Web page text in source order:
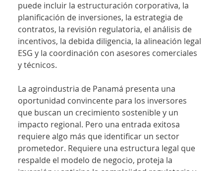
puede incluir la estructuración corporativa, la
planificación de inversiones, la estrategia de
contratos, la revisión regulatoria, el análisis de
incentivos, la debida diligencia, la alineación legal
ESG y la coordinación con asesores comerciales
y técnicos.
La agroindustria de Panamá presenta una
oportunidad convincente para los inversores
que buscan un crecimiento sostenible y un
impacto regional. Pero una entrada exitosa
requiere algo más que identificar un sector
prometedor. Requiere una estructura legal que
respalde el modelo de negocio, proteja la